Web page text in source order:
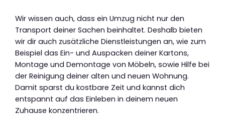
Wir wissen auch, dass ein Umzug nicht nur den
Transport deiner Sachen beinhaltet. Deshalb bieten
wir dir auch zusätzliche Dienstleistungen an, wie zum
Beispiel das Ein- und Auspacken deiner Kartons,
Montage und Demontage von Möbeln, sowie Hilfe bei
der Reinigung deiner alten und neuen Wohnung.
Damit sparst du kostbare Zeit und kannst dich
entspannt auf das Einleben in deinem neuen
Zuhause konzentrieren.